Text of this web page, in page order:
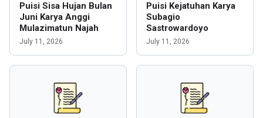
Puisi Sisa Hujan Bulan
Juni Karya Anggi
Mulazimatun Najah
July 11, 2026
Puisi Kejatuhan Karya
Subagio
Sastrowardoyo
July 11, 2026